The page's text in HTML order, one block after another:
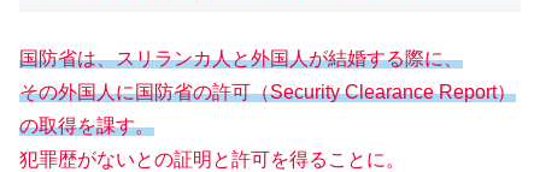
国防省は、スリランカ人と外国人が結婚する際に、
その外国人に国防省の許可（Security Clearance Report）
の取得を課す。
犯罪歴がないとの証明と許可を得ることに。